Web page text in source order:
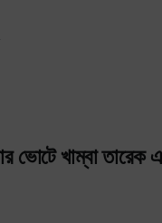
ভোটে খাম্বা তারেক